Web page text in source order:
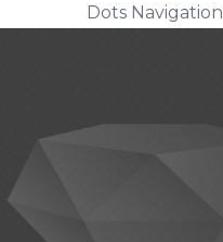
Dots Navigation